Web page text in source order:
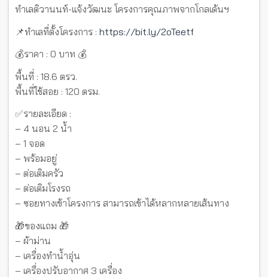
ทำเลติวานนท์-แจ้งวัฒนะ โครงการคุณภาพจากโกลเด้นฯ
📌ทำเลที่ตั้งโครงการ : https://bit.ly/2oTeetf
💰ราคา : 0 บาท 💰
พื้นที่ : 18.6 ตรว.
พื้นที่ใช้สอย : 120 ตรม.
✅รายละเอียด :
– 4 นอน 2 น้ำ
– 1 จอด
– พร้อมอยู่
– ต่อเติมครัว
– ต่อเติมโรงรถ
– ซอยทางเข้าโครงการ สามารถเข้าได้หลากหลายเส้นทาง
🎁ของแถม 🎁
– ผ้าม่าน
– เครื่องทำน้ำอุ่น
– เครื่องปรับอากาศ 3 เครื่อง